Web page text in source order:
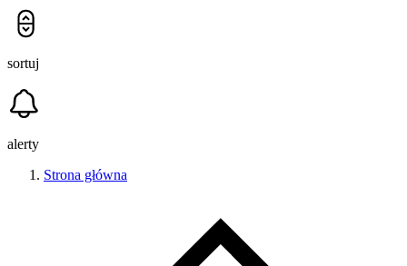
sortuj
alerty
Strona główna